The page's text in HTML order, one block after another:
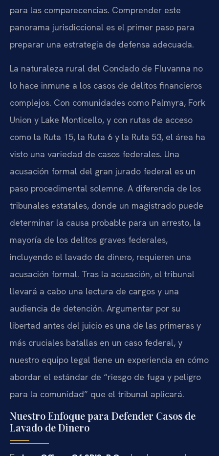
para las comparecencias. Comprender este
panorama jurisdiccional es el primer paso para
preparar una estrategia de defensa adecuada.
La naturaleza rural del Condado de Fluvanna no
lo hace inmune a los casos de delitos financieros
complejos. Con comunidades como Palmyra, Fork
Union y Lake Monticello, y con rutas de acceso
como la Ruta 15, la Ruta 6 y la Ruta 53, el área ha
visto una variedad de casos federales. Una
acusación formal del gran jurado federal es un
paso procedimental solemne. A diferencia de los
tribunales estatales, donde un magistrado puede
determinar la causa probable para un arresto, la
mayoría de los delitos graves federales,
incluyendo el lavado de dinero, requieren una
acusación formal. Tras la acusación, el tribunal
llevará a cabo una lectura de cargos y una
audiencia de detención. Argumentar por su
libertad antes del juicio es una de las primeras y
más cruciales batallas en un caso federal, y
nuestro equipo legal tiene un experiencia en cómo
abordar el estándar de “riesgo de fuga y peligro
para la comunidad” que el tribunal aplicará.
Nuestro Enfoque para Defender Casos de
Lavado de Dinero